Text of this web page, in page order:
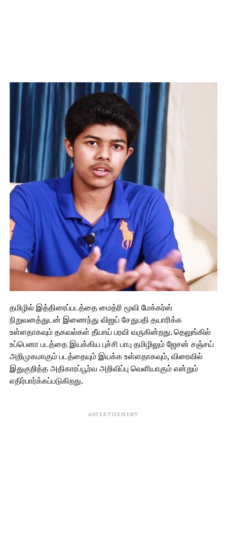
தமிழில் இத்திரைப்படத்தை மைத்ரி மூவி மேக்கர்ஸ்
நிறுவனத்துடன் இணைந்து விஜய் சேதுபதி தயாரிக்க
உள்ளதாகவும் தகவல்கள் தீயாய் பரவி வருகின்றது. தெலுங்கில்
உப்பெனா படத்தை இயக்கிய புச்சி பாபு தமிழிலும் ஜேசன் சஞ்சய்
அறிமுகமாகும் படத்தையும் இயக்க உள்ளதாகவும், விரைவில்
இதுகுறித்த அதிகாரப்பூர்வ அறிவிப்பு வெளியாகும் என்றும்
எதிர்பார்க்கப்படுகிறது.
ADVERTISEMENT